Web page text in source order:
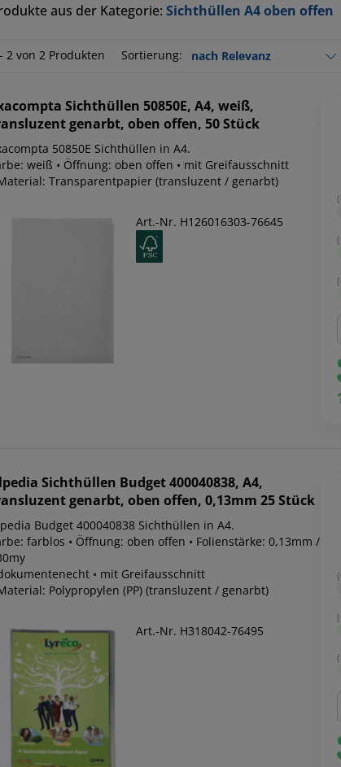
aus der Kategorie: Sichthüllen A4 oben offen
2 von 2 Produkten Sortierung:
Sichthüllen 50850E, A4, weiß,
genarbt, oben offen, 50 Stück
50850E Sichthüllen in A4.
weiß • Öffnung: oben offen • mit Greifausschnitt
Transparentpapier (transluzent / genarbt)
Art.-Nr. H126016303-76645
Sichthüllen Budget 400040838, A4,
genarbt, oben offen, 0,13mm 25 Stück
Budget 400040838 Sichthüllen in A4.
farblos • Öffnung: oben offen • Folienstärke: 0,13mm /
• mit Greifausschnitt
Polypropylen (PP) (transluzent / genarbt)
Art.-Nr. H318042-76495